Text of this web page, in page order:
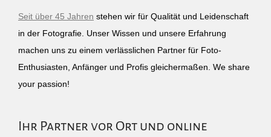
Seit über 45 Jahren stehen wir für Qualität und Leidenschaft
in der Fotografie. Unser Wissen und unsere Erfahrung
machen uns zu einem verlässlichen Partner für Foto-
Enthusiasten, Anfänger und Profis gleichermaßen. We share
your passion!
Ihr Partner vor Ort und online